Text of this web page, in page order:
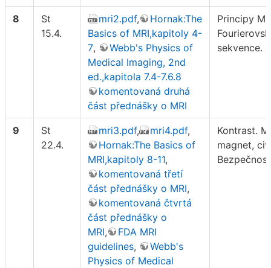
8
St
15.4.
mri2.pdf,
Hornak:The
Basics of MRI,kapitoly 4-
7,
Webb's Physics of
Medical Imaging, 2nd
ed.,kapitola 7.4-7.6.8
komentovaná druhá
část přednášky o MRI
Principy
sekvence.
9
St
22.4.
mri3.pdf, mri4.pdf,
Hornak:The Basics of
MRI,kapitoly 8-11,
komentovaná třetí
část přednášky o MRI,
komentovaná čtvrtá
část přednášky o
MRI,
FDA MRI
guidelines,
Webb's
Physics of Medical
Kontrast.
magnet,